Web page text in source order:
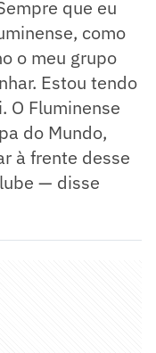
que eu
como
o meu grupo
Estou tendo
O Fluminense
do Mundo,
à frente desse
— disse